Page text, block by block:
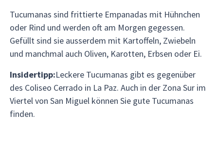
Tucumanas sind frittierte Empanadas mit Hühnchen
oder Rind und werden oft am Morgen gegessen.
Gefüllt sind sie ausserdem mit Kartoffeln, Zwiebeln
und manchmal auch Oliven, Karotten, Erbsen oder Ei.
Insidertipp:Leckere Tucumanas gibt es gegenüber
des Coliseo Cerrado in La Paz. Auch in der Zona Sur im
Viertel von San Miguel können Sie gute Tucumanas
finden.